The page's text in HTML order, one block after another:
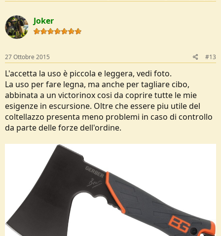
Joker
27 Ottobre 2015 #13
L'accetta la uso è piccola e leggera, vedi foto.
La uso per fare legna, ma anche per tagliare cibo,
abbinata a un victorinox cosi da coprire tutte le mie
esigenze in escursione. Oltre che essere piu utile del
coltellazzo presenta meno problemi in caso di controllo
da parte delle forze dell'ordine.